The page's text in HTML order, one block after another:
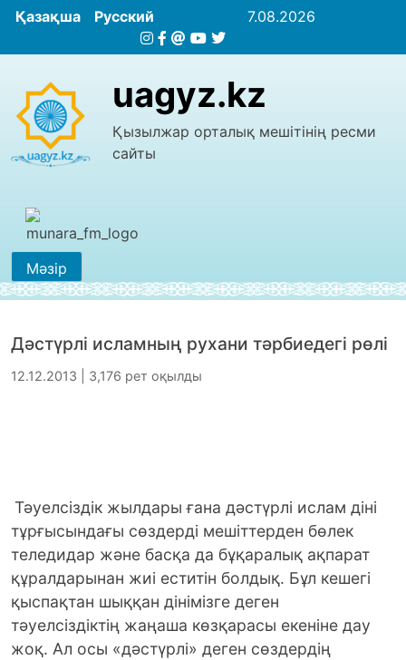
Қазақша Русский 7.08.2026
uagyz.kz
Қызылжар орталық мешітінің ресми
сайты
Мәзір
Дәстүрлі исламның рухани тәрбиедегі рөлі
12.12.2013 | 3,176 рет оқылды
Тәуелсіздік жылдары ғана дәстүрлі ислам діні
тұрғысындағы сөздерді мешіттерден бөлек
теледидар және басқа да бұқаралық ақпарат
құралдарынан жиі еститін болдық. Бұл кешегі
қыспақтан шыққан дінімізге деген
тәуелсіздіктің жаңаша көзқарасы екеніне дау
жоқ. Ал осы «дәстүрлі» деген сөздердің